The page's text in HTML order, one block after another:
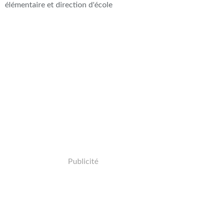
élémentaire et direction d'école
Publicité